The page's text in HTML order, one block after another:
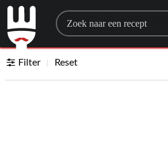
Search for a recipe
Filter Reset